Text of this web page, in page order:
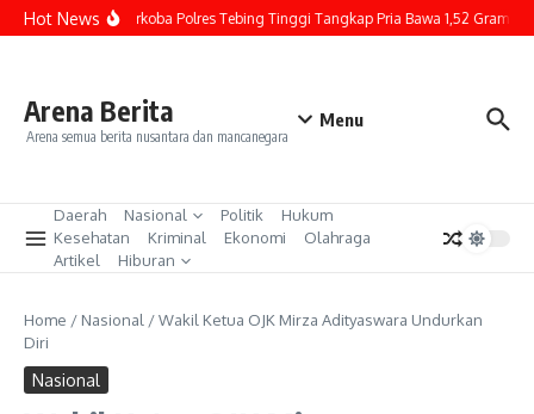
Lewati ke konten
Hot News
Sat Resnarkoba Polres Tebing Tinggi Tangkap Pria Bawa 1,52 Gram
Arena Berita
Arena semua berita nusantara dan mancanegara
Menu
Daerah Nasional Politik
Hukum
Kesehatan
Kriminal Ekonomi
Olahraga
Artikel
Hiburan
Home / Nasional /Wakil Ketua OJK Mirza Adityaswara Undurkan
Diri
Nasional